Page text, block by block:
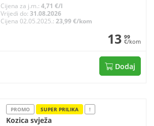
Cijena za j.m.:4,71 €/l
Vrijedi do:31.08.2026
Cijena 02.05.2025.:23,99 €/kom
13 99
€/kom
Dodaj
PROMO SUPER PRILIKA !
Kozica svježa